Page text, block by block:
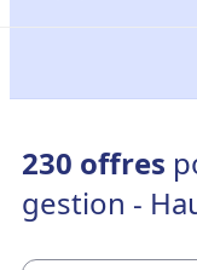
230 offres
gestion -